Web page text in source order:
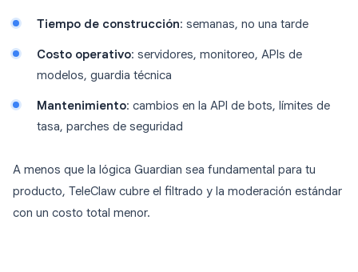
Tiempo de construcción: semanas, no una tarde
Costo operativo: servidores, monitoreo, APIs de
modelos, guardia técnica
Mantenimiento: cambios en la API de bots, límites de
tasa, parches de seguridad
A menos que la lógica Guardian sea fundamental para tu
producto, TeleClaw cubre el filtrado y la moderación estándar
con un costo total menor.